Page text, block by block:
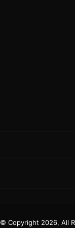
© Copyright 2026, All